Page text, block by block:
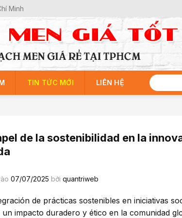
Minh
TIN TỨC MỚI LIÊN HỆ
de la sostenibilidad en la
07/07/2025 bởi quantriweb
de prácticas sostenibles en iniciativas
impacto duradero y ético en la comunidad